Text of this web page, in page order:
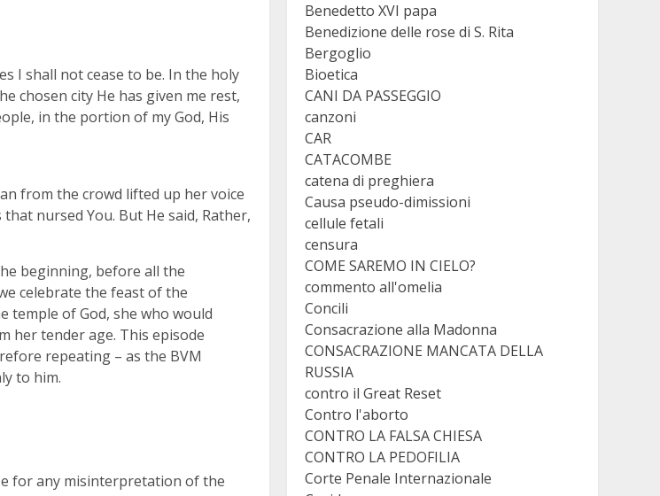
I shall not cease to be. In the holy
chosen city He has given me rest,
in the portion of my God, His
from the crowd lifted up her voice
nursed You. But He said, Rather,
beginning, before all the
celebrate the feast of the
temple of God, she who would
her tender age. This episode
repeating – as the BVM
to him.
for any misinterpretation of the
Benedetto XVI papa
Benedizione delle rose di S. Rita
Bergoglio
Bioetica
CANI DA PASSEGGIO
canzoni
CAR
CATACOMBE
catena di preghiera
Causa pseudo-dimissioni
cellule fetali
censura
COME SAREMO IN CIELO?
commento all'omelia
Concili
Consacrazione alla Madonna
CONSACRAZIONE MANCATA DELLA
RUSSIA
contro il Great Reset
Contro l'aborto
CONTRO LA FALSA CHIESA
CONTRO LA PEDOFILIA
Corte Penale Internazionale